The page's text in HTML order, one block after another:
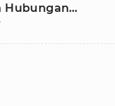
Hubungan